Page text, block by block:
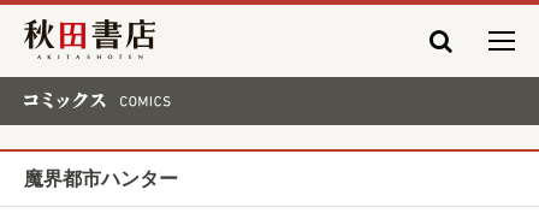
秋田書店
魔界都市ハンター